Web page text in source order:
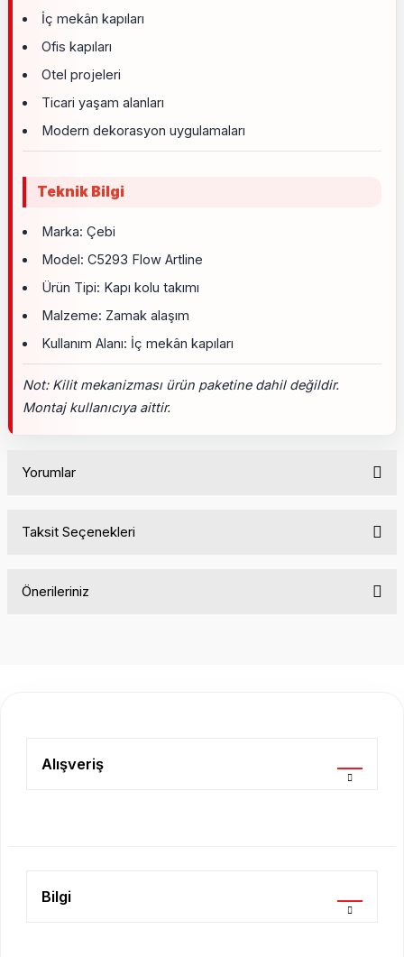
İç mekân kapıları
Ofis kapıları
Otel projeleri
Ticari yaşam alanları
Modern dekorasyon uygulamaları
Teknik Bilgi
Marka: Çebi
Model: C5293 Flow Artline
Ürün Tipi: Kapı kolu takımı
Malzeme: Zamak alaşım
Kullanım Alanı: İç mekân kapıları
Not: Kilit mekanizması ürün paketine dahil değildir.
Montaj kullanıcıya aittir.
Yorumlar
Taksit Seçenekleri
Önerileriniz
Ürün açıklamasında eksik bilgiler bulunuyor.
Alışveriş
Bilgi